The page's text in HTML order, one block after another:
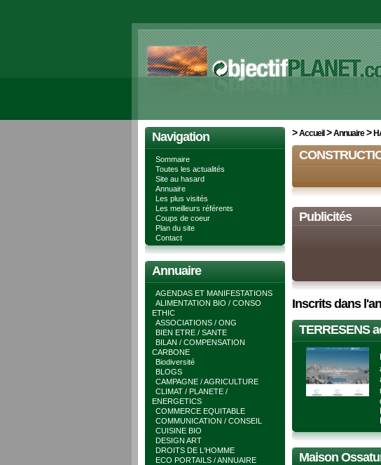
Navigation
Sommaire
Toutes les actualités
Site au hasard
Annuaire
Les plus visités
Les meilleurs référents
Coups de coeur
Plan du site
Contact
Annuaire
AGENDAS ET MANIFESTATIONS
ALIMENTATION BIO / CONSO
ETHIC
ASSOCIATIONS / ONG
BIEN ETRE / SANTE
BILAN / COMPENSATION
CARBONE
Biodiversité
BLOGS
CAMPAGNE / AGRICULTURE
CLIMAT / PLANETE /
ENERGETICS
COMMERCE EQUITABLE
COMMUNICATION / CONSEIL
CUISINE BIO
DESIGN ART
DROITS DE L'HOMME
ECO PORTAILS / ANNUAIRE
>Accueil>Annuaire>
Publicités
Inscrits dans
TERRESENS
Maison